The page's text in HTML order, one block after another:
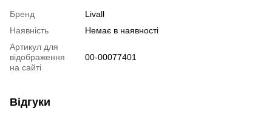
Бренд
Livall
Наявність
Немає в наявності
Артикул для
відображення
на сайті
00-00077401
Відгуки